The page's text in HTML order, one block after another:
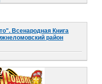
Всенародная Книга
район